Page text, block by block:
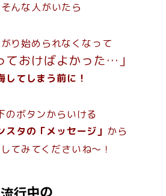
んな人がいたら
り始められなくなって
ておけばよかった…」
してしまう前に！
のボタンからいける
スタの「メッセージ」 から
してみてくださいね～！